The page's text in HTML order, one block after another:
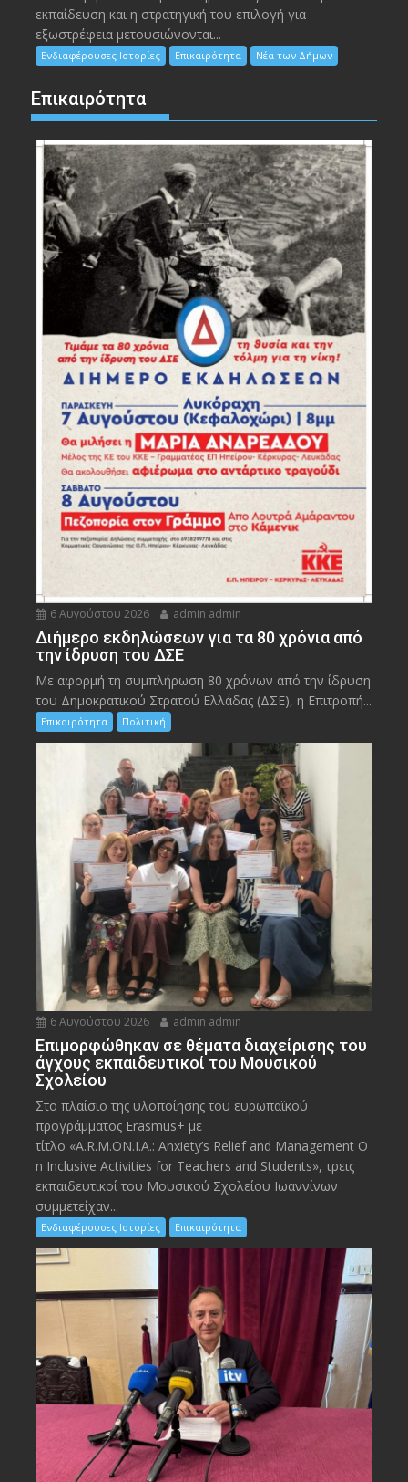
εκπαίδευση και η στρατηγική του επιλογή για
εξωστρέφεια μετουσιώνονται...
Ενδιαφέρουσες Ιστορίες Επικαιρότητα Νέα των Δήμων
Επικαιρότητα
6 Αυγούστου 2026 admin admin
Διήμερο εκδηλώσεων για τα 80 χρόνια από
την ίδρυση του ΔΣΕ
Με αφορμή τη συμπλήρωση 80 χρόνων από την ίδρυση
του Δημοκρατικού Στρατού Ελλάδας (ΔΣΕ), η Επιτροπή...
Επικαιρότητα Πολιτική
6 Αυγούστου 2026 admin admin
Eπιμορφώθηκαν σε θέματα διαχείρισης του
άγχους εκπαιδευτικοί του Μουσικού
Σχολείου
Στο πλαίσιο της υλοποίησης του ευρωπαϊκού
προγράμματος Erasmus+ με
τίτλο «A.R.M.ON.I.A.: Anxiety’s Relief and Management O
n Inclusive Activities for Teachers and Students», τρεις
εκπαιδευτικοί του Μουσικού Σχολείου Ιωαννίνων
συμμετείχαν...
Ενδιαφέρουσες Ιστορίες Επικαιρότητα